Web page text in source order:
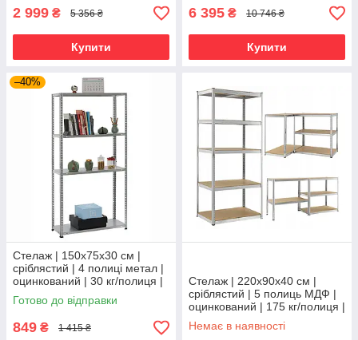
2 999 ₴ 5 356 ₴
Купити
6 395 ₴ 10 746 ₴
Купити
–40%
Стелаж | 150х75х30 см |
сріблястий | 4 полиці метал |
оцинкований | 30 кг/полиця |
компактний | не псує підлогу |
Siker
Готово до відправки
849 ₴ 1 415 ₴
Стелаж | 220х90х40 см |
сріблястий | 5 полиць МДФ |
оцинкований | 175 кг/полиця |
міцний | не псує підлогу |
LEOBRO Premium
Немає в наявності